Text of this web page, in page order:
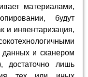
материалами,
будут
и инвентаризация,
и сканером
достаточно лишь